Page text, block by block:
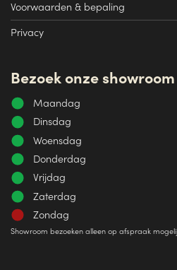
Voorwaarden & bepaling
Privacy
Bezoek onze showroom
Maandag
Dinsdag
Woensdag
Donderdag
Vrijdag
Zaterdag
Zondag
Showroom bezoeken alleen op afspraak